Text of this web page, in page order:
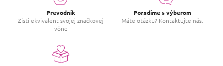
Prevodník
Zisti ekvivalent svojej značkovej
vône
Poradíme s výberom
Máte otázku? Kontaktujte nás.